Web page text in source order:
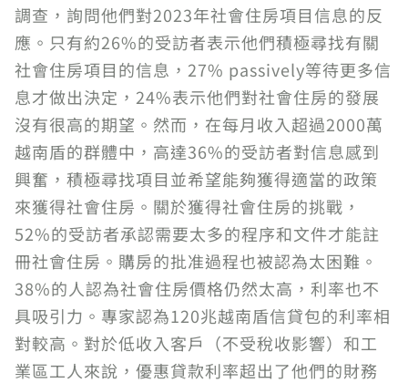
調查，詢問他們對2023年社會住房項目信息的反
應。只有約26%的受訪者表示他們積極尋找有關
社會住房項目的信息，27% passively等待更多信
息才做出決定，24%表示他們對社會住房的發展
沒有很高的期望。然而，在每月收入超過2000萬
越南盾的群體中，高達36%的受訪者對信息感到
興奮，積極尋找項目並希望能夠獲得適當的政策
來獲得社會住房。關於獲得社會住房的挑戰，
52%的受訪者承認需要太多的程序和文件才能註
冊社會住房。購房的批准過程也被認為太困難。
38%的人認為社會住房價格仍然太高，利率也不
具吸引力。專家認為120兆越南盾信貸包的利率相
對較高。對於低收入客戶（不受稅收影響）和工
業區工人來說，優惠貸款利率超出了他們的財務